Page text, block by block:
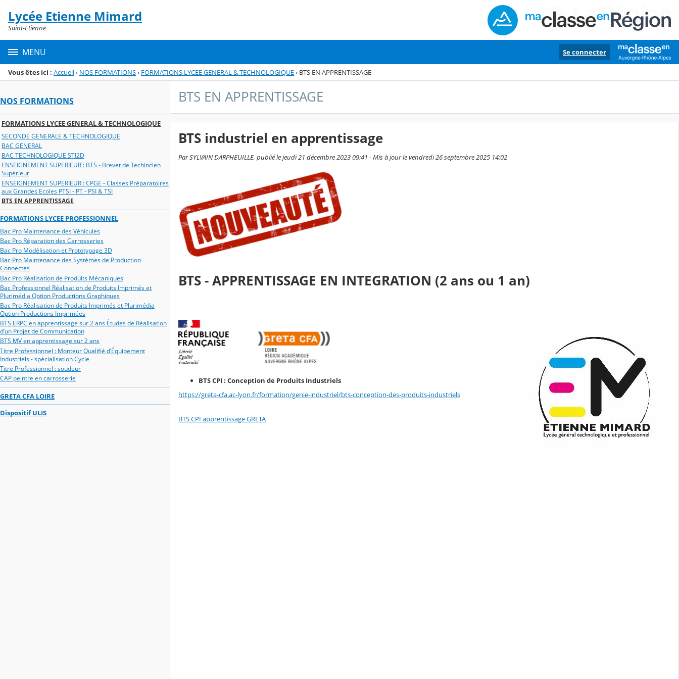
Menu de la rubrique
Contenu
Lycée Etienne Mimard
Saint-Etienne
MENU Se connecter
Vous êtes ici : Accueil› NOS FORMATIONS› FORMATIONS LYCEE GENERAL & TECHNOLOGIQUE› BTS EN APPRENTISSAGE
NOS FORMATIONS
FORMATIONS LYCEE GENERAL & TECHNOLOGIQUE
SECONDE GENERALE & TECHNOLOGIQUE
BAC GENERAL
BAC TECHNOLOGIQUE STI2D
ENSEIGNEMENT SUPERIEUR : BTS - Brevet de Techincien
Supérieur
ENSEIGNEMENT SUPERIEUR : CPGE - Classes Préparatoires
aux Grandes Ecoles PTSI - PT - PSI & TSI
BTS EN APPRENTISSAGE
FORMATIONS LYCEE PROFESSIONNEL
Bac Pro Maintenance des Véhicules
Bac Pro Réparation des Carrosseries
Bac Pro Modélisation et Prototypage 3D
Bac Pro Maintenance des Systèmes de Production
Connectés
Bac Pro Réalisation de Produits Mécaniques
Bac Professionnel Réalisation de Produits Imprimés et
Plurimédia Option Productions Graphiques
Bac Pro Réalisation de Produits Imprimés et Plurimédia
Option Productions Imprimées
BTS ERPC en apprentissage sur 2 ans Études de Réalisation
d’un Projet de Communication
BTS MV en apprentissage sur 2 ans
Titre Professionnel : Monteur Qualifié d’Équipement
Industriels - spécialisation Cycle
Titre Professionnel : soudeur
CAP peintre en carrosserie
GRETA CFA LOIRE
Dispositif ULIS
BTS EN APPRENTISSAGE
BTS industriel en apprentissage
Par SYLVAIN DARPHEUILLE, publié le jeudi 21 décembre 2023 09:41 - Mis à jour le vendredi 26 septembre 2025 14:02
BTS - APPRENTISSAGE EN INTEGRATION (2 ans ou 1 an)
BTS CPI : Conception de Produits Industriels
https://greta-cfa.ac-lyon.fr/formation/genie-industriel/bts-conception-des-produits-industriels
BTS CPI apprentissage GRETA